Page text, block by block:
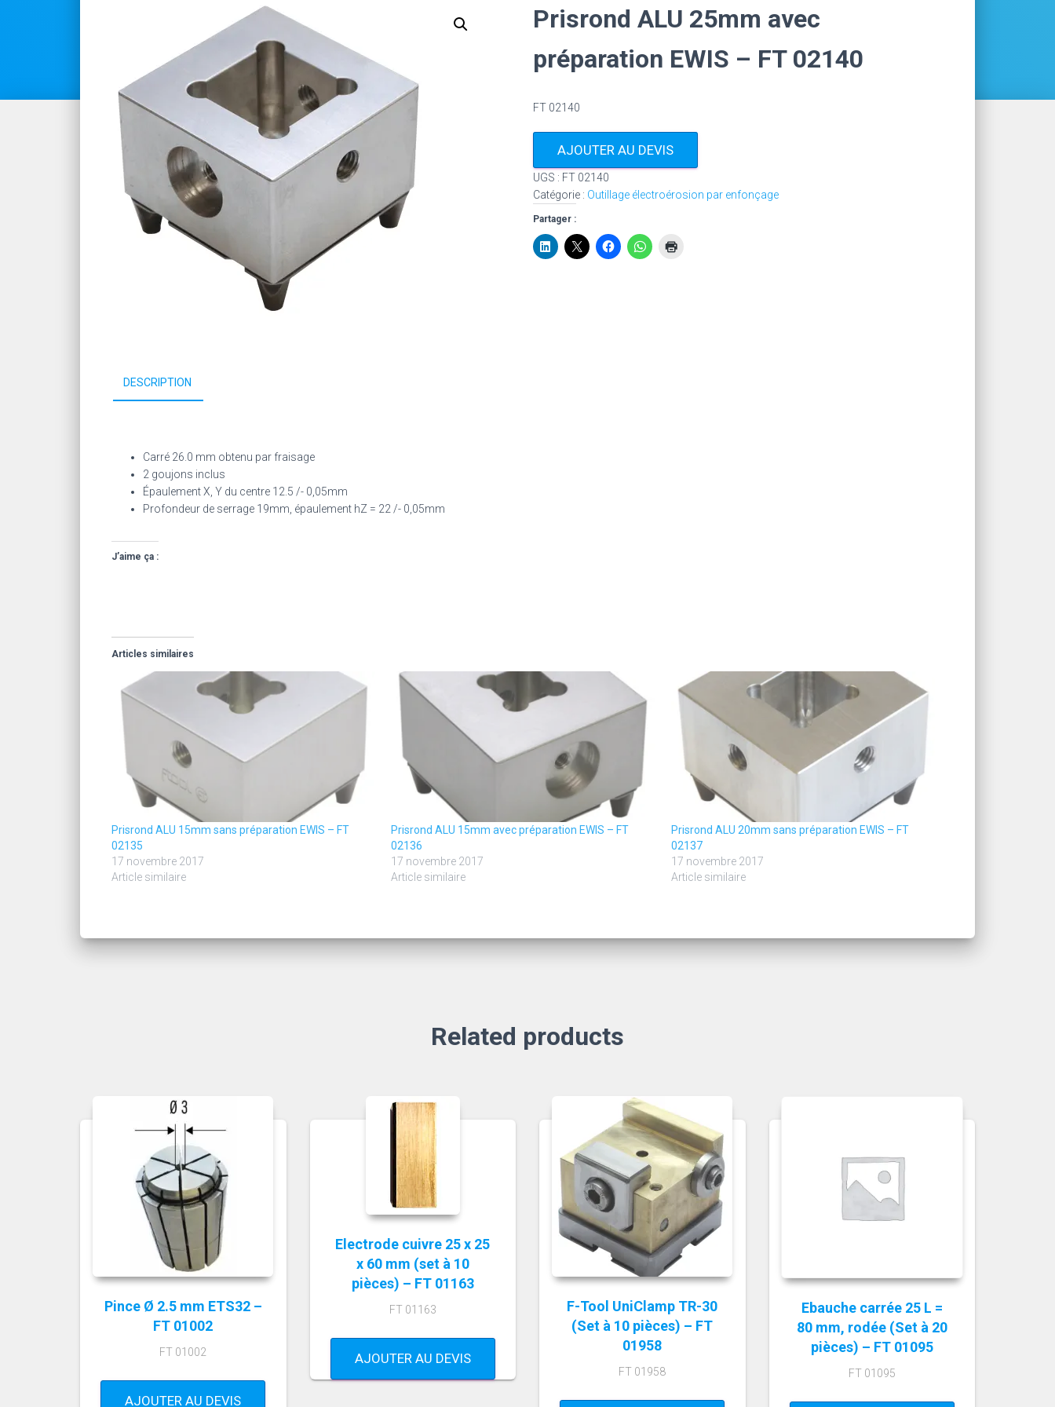
Prisrond ALU 25mm avec
préparation EWIS – FT 02140
FT 02140
AJOUTER AU DEVIS
UGS : FT 02140
Catégorie : Outillage électroérosion par enfonçage
Partager :
DESCRIPTION
Carré 26.0 mm obtenu par fraisage
2 goujons inclus
Épaulement X, Y du centre 12.5 /- 0,05mm
Profondeur de serrage 19mm, épaulement hZ = 22 /- 0,05mm
J’aime ça :
Articles similaires
Prisrond ALU 15mm sans préparation EWIS – FT
02135
17 novembre 2017
Article similaire
Prisrond ALU 15mm avec préparation EWIS – FT
02136
17 novembre 2017
Article similaire
Prisrond ALU 20mm sans préparation EWIS – FT
02137
17 novembre 2017
Article similaire
Related products
Pince Ø 2.5 mm ETS32 –
FT 01002
FT 01002
AJOUTER AU DEVIS
Electrode cuivre 25 x 25
x 60 mm (set à 10
pièces) – FT 01163
FT 01163
AJOUTER AU DEVIS
F-Tool UniClamp TR-30
(Set à 10 pièces) – FT
01958
FT 01958
Ebauche carrée 25 L =
80 mm, rodée (Set à 20
pièces) – FT 01095
FT 01095